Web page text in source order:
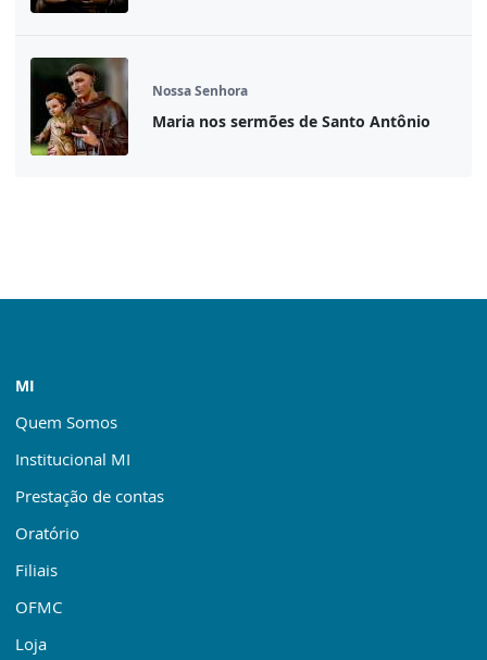
Nossa Senhora
Maria nos sermões de Santo Antônio
MI
Quem Somos
Institucional MI
Prestação de contas
Oratório
Filiais
OFMC
Loja